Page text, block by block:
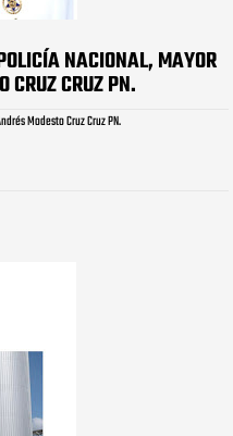
NACIONAL, MAYOR
CRUZ CRUZ PN.